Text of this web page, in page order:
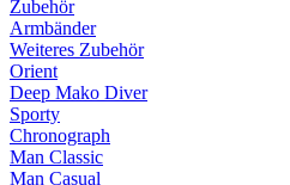
Zubehör
Armbänder
Weiteres Zubehör
Orient
Deep Mako Diver
Sporty
Chronograph
Man Classic
Man Casual